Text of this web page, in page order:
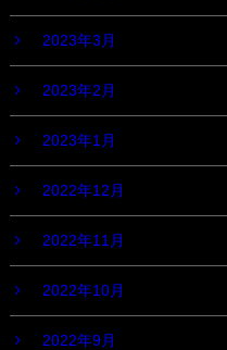
2023年3月
2023年2月
2023年1月
2022年12月
2022年11月
2022年10月
2022年9月